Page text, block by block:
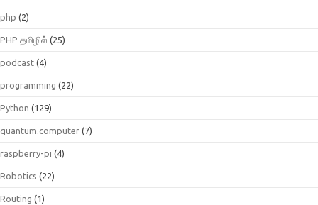
php (2)
PHP தமிழில் (25)
podcast (4)
programming (22)
Python (129)
quantum.computer (7)
raspberry-pi (4)
Robotics (22)
Routing (1)